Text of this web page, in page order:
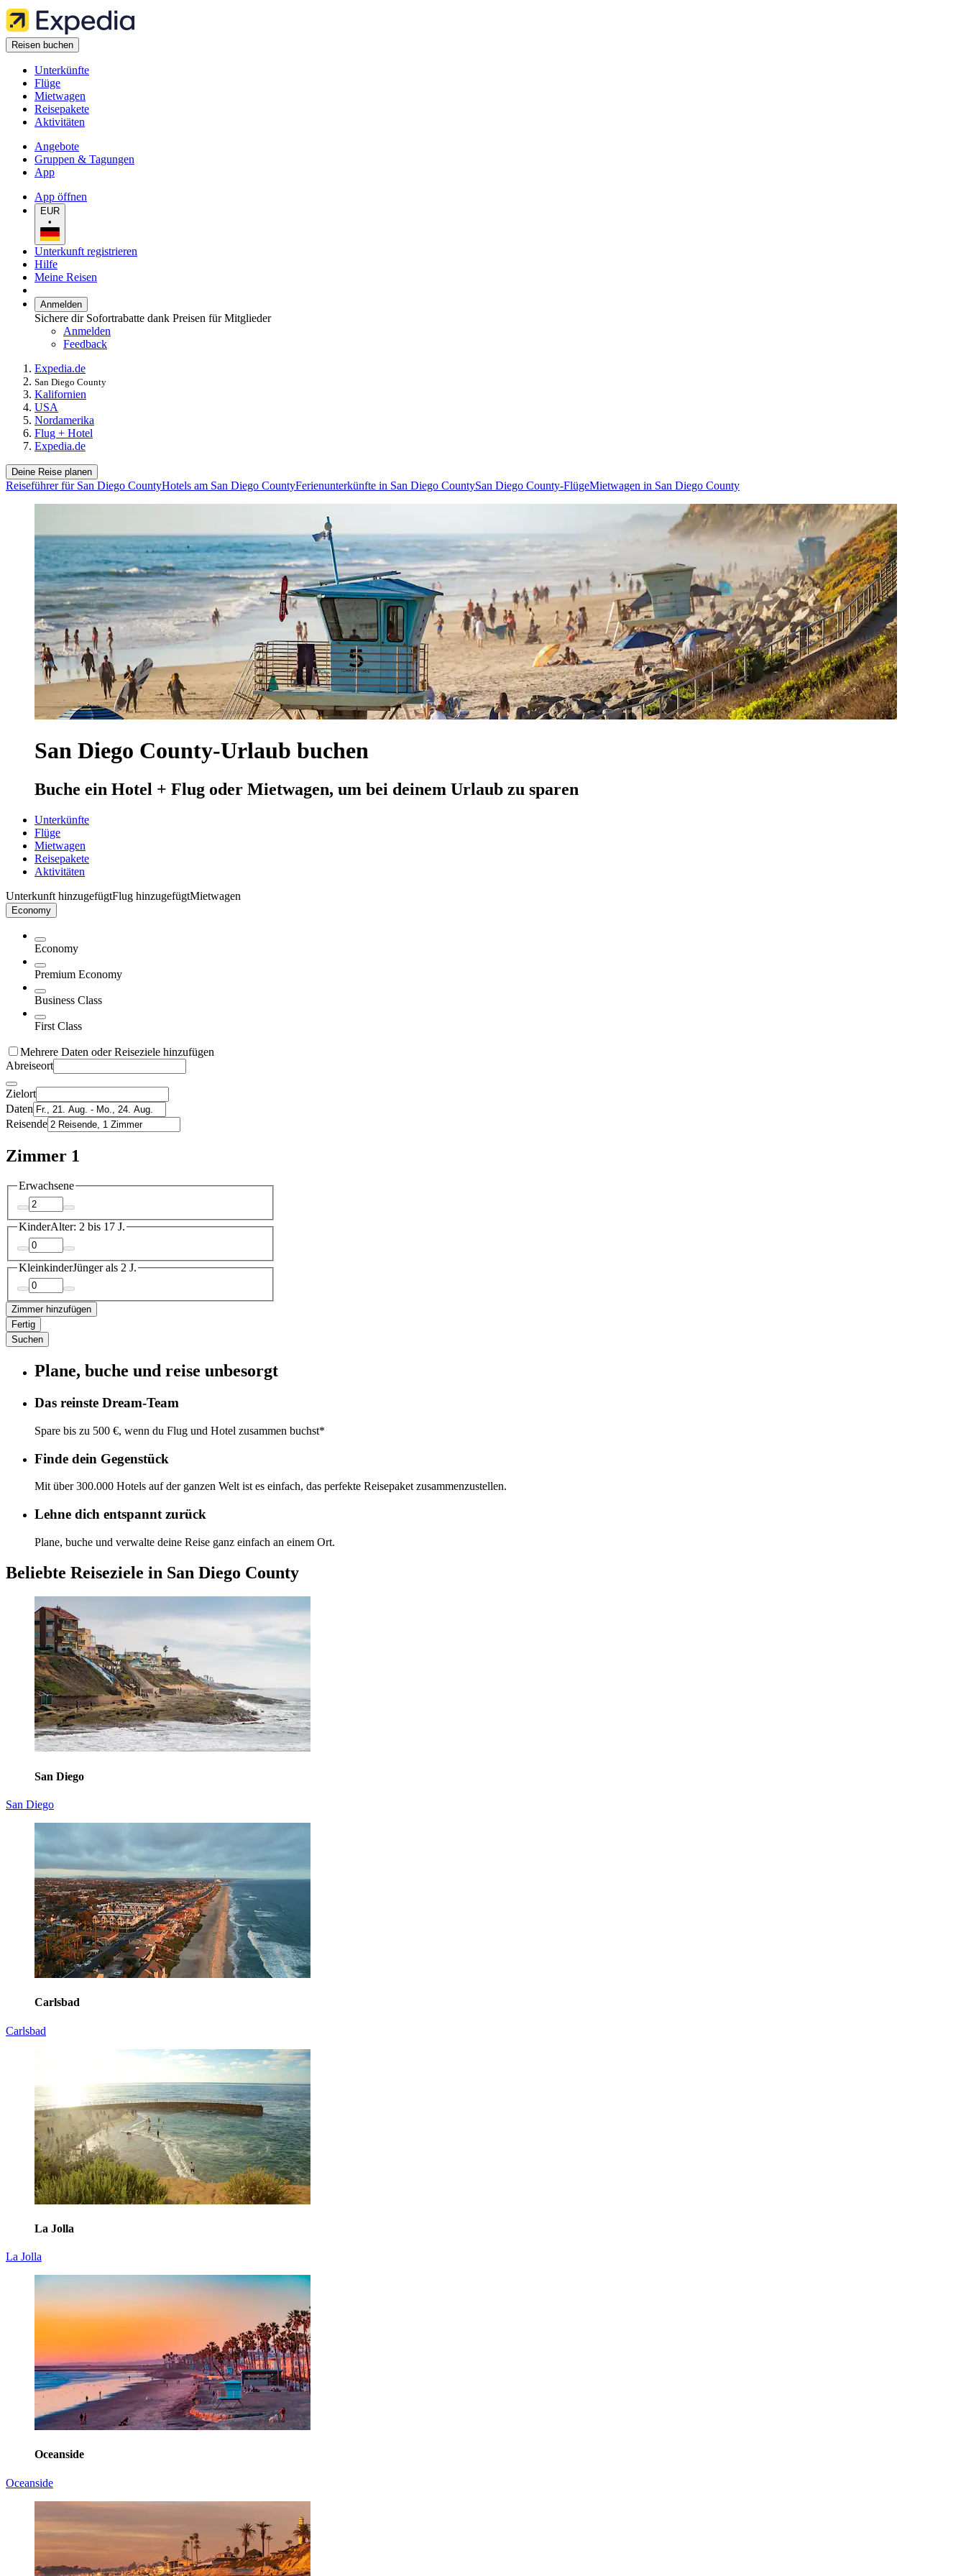
Reisen buchen
Unterkünfte
Flüge
Mietwagen
Reisepakete
Aktivitäten
Angebote
Gruppen & Tagungen
App
App öffnen
EUR
•
Unterkunft registrieren
Hilfe
Meine Reisen
Anmelden
Sichere dir Sofortrabatte dank Preisen für Mitglieder
Anmelden
Feedback
Expedia.de
San Diego County
Kalifornien
USA
Nordamerika
Flug + Hotel
Expedia.de
Deine Reise planen
Reiseführer für San Diego CountyHotels am San Diego CountyFerienunterkünfte in San Diego CountySan Diego County-FlügeMietwagen in San Diego County
San Diego County-Urlaub buchen
Buche ein Hotel + Flug oder Mietwagen, um bei deinem Urlaub zu sparen
Unterkünfte
Flüge
Mietwagen
Reisepakete
Aktivitäten
Unterkunft hinzugefügtFlug hinzugefügtMietwagen
Economy
Economy
Premium Economy
Business Class
First Class
Mehrere Daten oder Reiseziele hinzufügen
Abreiseort
Zielort
Daten
Reisende
Zimmer 1
Erwachsene
KinderAlter: 2 bis 17 J.
KleinkinderJünger als 2 J.
Zimmer hinzufügen
Fertig
Suchen
Plane, buche und reise unbesorgt
Das reinste Dream-Team
Spare bis zu 500 €, wenn du Flug und Hotel zusammen buchst*
Finde dein Gegenstück
Mit über 300.000 Hotels auf der ganzen Welt ist es einfach, das perfekte Reisepaket zusammenzustellen.
Lehne dich entspannt zurück
Plane, buche und verwalte deine Reise ganz einfach an einem Ort.
Beliebte Reiseziele in San Diego County
San Diego
San Diego
Carlsbad
Carlsbad
La Jolla
La Jolla
Oceanside
Oceanside